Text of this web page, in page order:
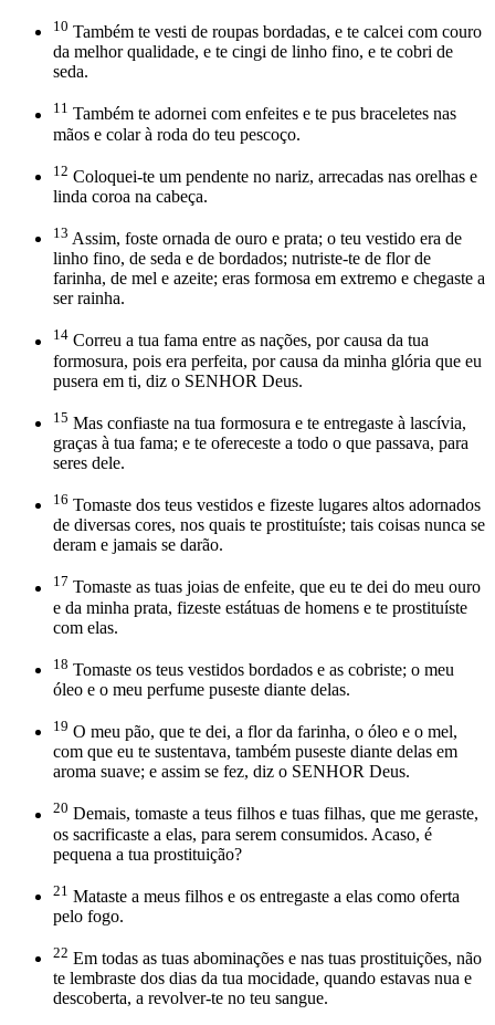
10 Também te vesti de roupas bordadas, e te calcei com couro
da melhor qualidade, e te cingi de linho fino, e te cobri de
seda.
11 Também te adornei com enfeites e te pus braceletes nas
mãos e colar à roda do teu pescoço.
12 Coloquei-te um pendente no nariz, arrecadas nas orelhas e
linda coroa na cabeça.
13 Assim, foste ornada de ouro e prata; o teu vestido era de
linho fino, de seda e de bordados; nutriste-te de flor de
farinha, de mel e azeite; eras formosa em extremo e chegaste a
ser rainha.
14 Correu a tua fama entre as nações, por causa da tua
formosura, pois era perfeita, por causa da minha glória que eu
pusera em ti, diz o SENHOR Deus.
15 Mas confiaste na tua formosura e te entregaste à lascívia,
graças à tua fama; e te ofereceste a todo o que passava, para
seres dele.
16 Tomaste dos teus vestidos e fizeste lugares altos adornados
de diversas cores, nos quais te prostituíste; tais coisas nunca se
deram e jamais se darão.
17 Tomaste as tuas joias de enfeite, que eu te dei do meu ouro
e da minha prata, fizeste estátuas de homens e te prostituíste
com elas.
18 Tomaste os teus vestidos bordados e as cobriste; o meu
óleo e o meu perfume puseste diante delas.
19 O meu pão, que te dei, a flor da farinha, o óleo e o mel,
com que eu te sustentava, também puseste diante delas em
aroma suave; e assim se fez, diz o SENHOR Deus.
20 Demais, tomaste a teus filhos e tuas filhas, que me geraste,
os sacrificaste a elas, para serem consumidos. Acaso, é
pequena a tua prostituição?
21 Mataste a meus filhos e os entregaste a elas como oferta
pelo fogo.
22 Em todas as tuas abominações e nas tuas prostituições, não
te lembraste dos dias da tua mocidade, quando estavas nua e
descoberta, a revolver-te no teu sangue.